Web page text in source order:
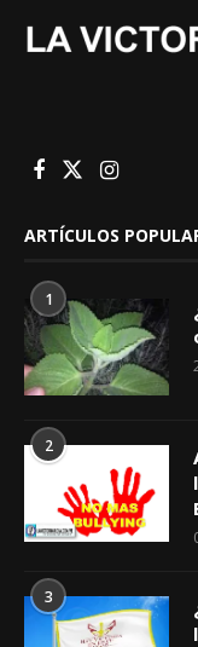
ARTÍCULOS
1
2
3